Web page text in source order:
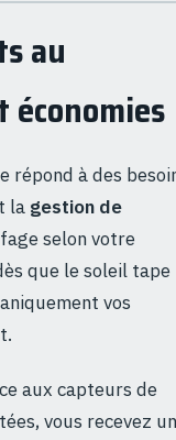
au
répond à des
la gestion de
selon votre
que le soleil tape
vos
aux capteurs de
vous recevez